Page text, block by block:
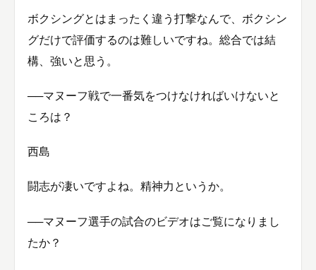
ボクシングとはまったく違う打撃なんで、ボクシン
グだけで評価するのは難しいですね。総合では結
構、強いと思う。
──マヌーフ戦で一番気をつけなければいけないと
ころは？
西島
闘志が凄いですよね。精神力というか。
──マヌーフ選手の試合のビデオはご覧になりまし
たか？